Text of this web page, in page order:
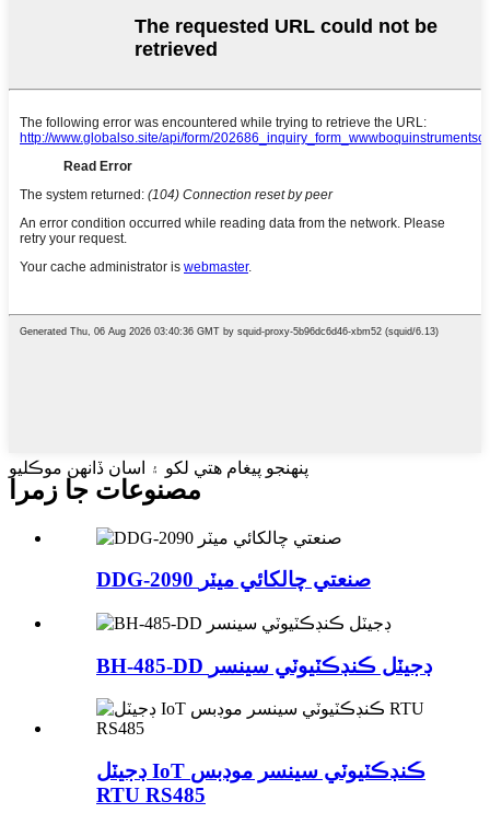
پنهنجو پيغام هتي لکو ۽ اسان ڏانهن موڪليو
مصنوعات جا زمرا
DDG-2090 صنعتي چالکائي ميٽر
BH-485-DD ڊجيٽل ڪنڊڪٽيوٽي سينسر
ڊجيٽل IoT ڪنڊڪٽيوٽي سينسر موڊبس
RTU RS485